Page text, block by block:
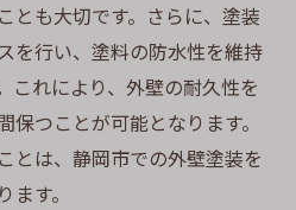
とも大切です。さらに、塗装
を行い、塗料の防水性を維持
これにより、外壁の耐久性を
つことが可能となります。
とは、静岡市での外壁塗装を
す。